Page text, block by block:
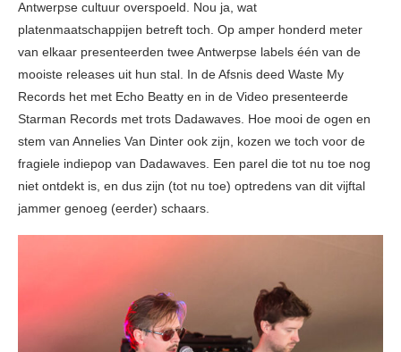
Antwerpse cultuur overspoeld. Nou ja, wat
platenmaatschappijen betreft toch. Op amper honderd meter
van elkaar presenteerden twee Antwerpse labels één van de
mooiste releases uit hun stal. In de Afsnis deed Waste My
Records het met Echo Beatty en in de Video presenteerde
Starman Records met trots Dadawaves. Hoe mooi de ogen en
stem van Annelies Van Dinter ook zijn, kozen we toch voor de
fragiele indiepop van Dadawaves. Een parel die tot nu toe nog
niet ontdekt is, en dus zijn (tot nu toe) optredens van dit vijftal
jammer genoeg (eerder) schaars.